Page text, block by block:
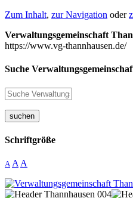
Zum Inhalt, zur Navigation oder
Verwaltungsgemeinschaft
https://www.vg-thannhausen.de/
Suche
suchen
Schriftgröße
A A A